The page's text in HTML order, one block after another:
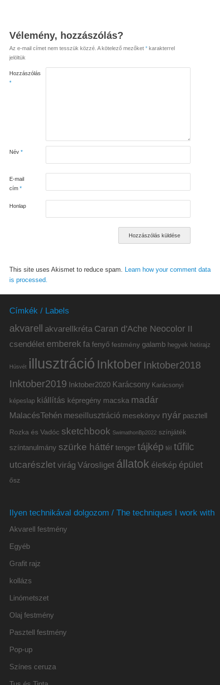
Vélemény, hozzászólás?
Az e-mail címet nem tesszük közzé. A kötelező mezőket *karakterrel
jelöltük
Hozzászólás
*
Név *
E-mail
cím *
Honlap
This site uses Akismet to reduce spam.
Learn how your comment data
is processed.
Címkék / Labels
akvarell akvarellkréta Caran d'Ache Neocolor II
csendélet emberek fa fenyő festmény galamb hegyek hetirajz
Húsvét illusztráció Inktober Inktober2018
Inktober2019 Inktober2020 Karácsony Karácsonyi
képeslap kiállítás képregény macska madár
MalacésTehén meseillusztráció mesekönyv nyár pasztell
Rozka és Vadóc sketchbook SwimathonBp2022 színjáték
színtanulmány szürke háttér tenger tájkép tél tűfilc
utcarészlet virág Városliget állatok életkép épület
ősz
Ilyen technikával dolgozom / The techniques I work with
Akvarell festmény
Egyéb
Grafit rajz
kollázs
Linómetszet
Olaj festmény
Pasztell festmény
Pop-up
Színes ceruza